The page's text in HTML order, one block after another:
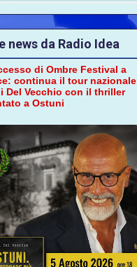
news da Radio Idea
di Ombre Festival a
continua il tour nazionale
Del Vecchio con il thriller
a Ostuni